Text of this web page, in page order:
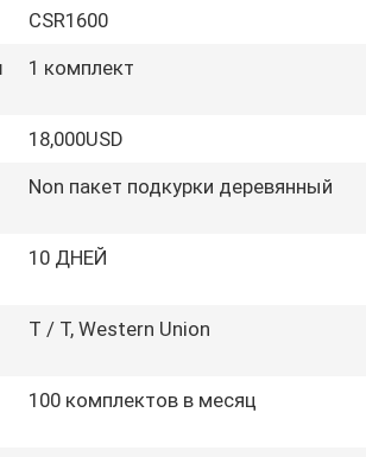
CSR1600
1 комплект
18,000USD
Non пакет подкурки деревянный
10 ДНЕЙ
T / T, Western Union
100 комплектов в месяц